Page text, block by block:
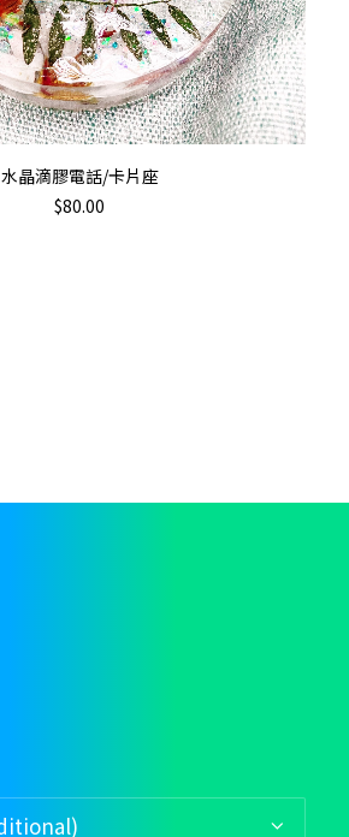
加入購物車
水晶滴膠電話/卡片座
$80.00